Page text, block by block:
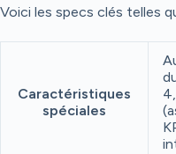
Voici les specs clés telles
Caractéristiques
spéciales